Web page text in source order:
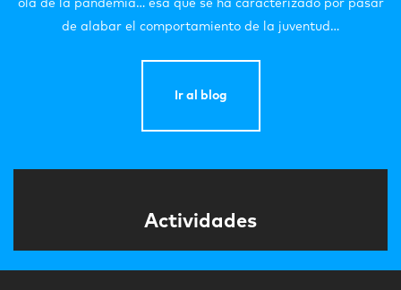
ola de la pandemia… esa que se ha caracterizado por pasar
de alabar el comportamiento de la juventud…
Ir al blog
Actividades